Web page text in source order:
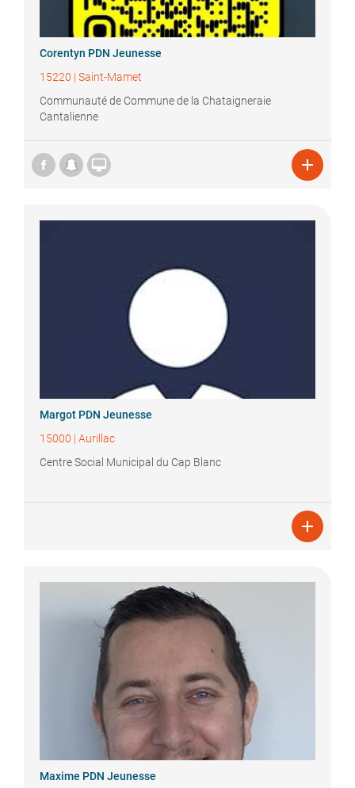
Corentyn PDN Jeunesse
15220 | Saint-Mamet
Communauté de Commune de la Chataigneraie
Cantalienne
 
Margot PDN Jeunesse
15000 | Aurillac
Centre Social Municipal du Cap Blanc

Maxime PDN Jeunesse